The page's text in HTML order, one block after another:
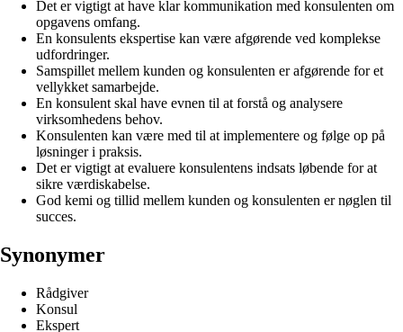
Det er vigtigt at have klar kommunikation med konsulenten om
opgavens omfang.
En konsulents ekspertise kan være afgørende ved komplekse
udfordringer.
Samspillet mellem kunden og konsulenten er afgørende for et
vellykket samarbejde.
En konsulent skal have evnen til at forstå og analysere
virksomhedens behov.
Konsulenten kan være med til at implementere og følge op på
løsninger i praksis.
Det er vigtigt at evaluere konsulentens indsats løbende for at
sikre værdiskabelse.
God kemi og tillid mellem kunden og konsulenten er nøglen til
succes.
Synonymer
Rådgiver
Konsul
Ekspert